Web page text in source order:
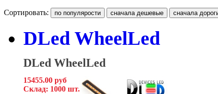
Сортировать:
DLed WheelLed
DLed WheelLed
15455.00 руб
Склад: 1000 шт.